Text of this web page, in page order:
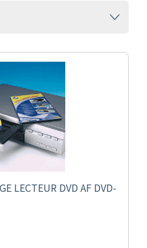
LECTEUR DVD AF DVD-